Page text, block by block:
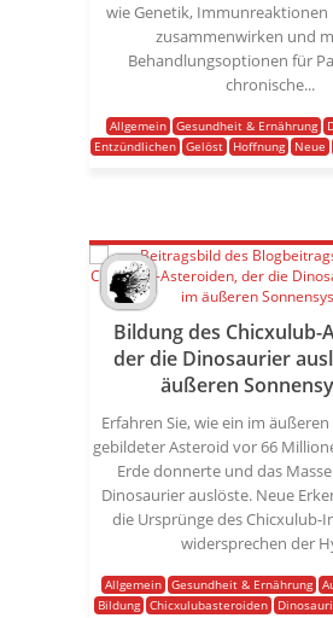
wie Genetik,
zusammenwirken und
Behandlungsoptionen für
chronische...
Allgemein Gesundheit & Ernährung
Entzündlichen Gelöst Hoffnung Neue
Bildung des Chicxulub-
der die Dinosaurier
äußeren
Erfahren Sie, wie ein im
gebildeter Asteroid vor 66
Erde donnerte und das
Dinosaurier auslöste. Neue
die Ursprünge des Chicxulub-
widersprechen der
Allgemein Gesundheit & Ernährung
Bildung
Chicxulubasteroiden